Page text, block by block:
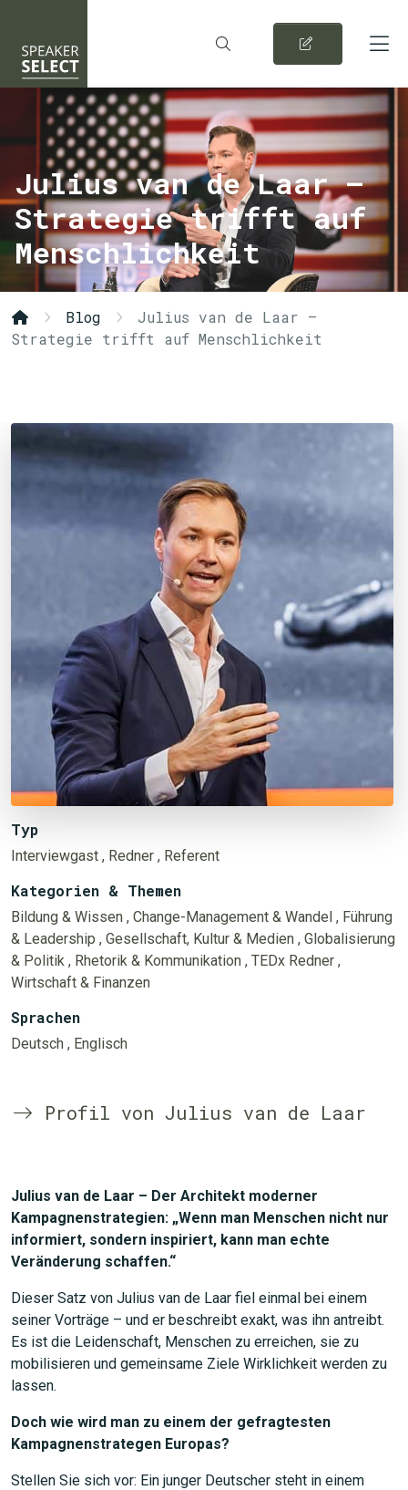
Julius van de Laar –
Strategie trifft auf
Menschlichkeit
Blog
Julius van de Laar –
Strategie trifft auf Menschlichkeit
Typ
Interviewgast , Redner , Referent
Kategorien & Themen
Bildung & Wissen , Change-Management & Wandel , Führung
& Leadership , Gesellschaft, Kultur & Medien , Globalisierung
& Politik , Rhetorik & Kommunikation , TEDx Redner ,
Wirtschaft & Finanzen
Sprachen
Deutsch , Englisch
Profil von Julius van de Laar
Julius van de Laar – Der Architekt moderner
Kampagnenstrategien: „Wenn man Menschen nicht nur
informiert, sondern inspiriert, kann man echte
Veränderung schaffen.“
Dieser Satz von Julius van de Laar fiel einmal bei einem
seiner Vorträge – und er beschreibt exakt, was ihn antreibt.
Es ist die Leidenschaft, Menschen zu erreichen, sie zu
mobilisieren und gemeinsame Ziele Wirklichkeit werden zu
lassen.
Doch wie wird man zu einem der gefragtesten
Kampagnenstrategen Europas?
Stellen Sie sich vor: Ein junger Deutscher steht in einem